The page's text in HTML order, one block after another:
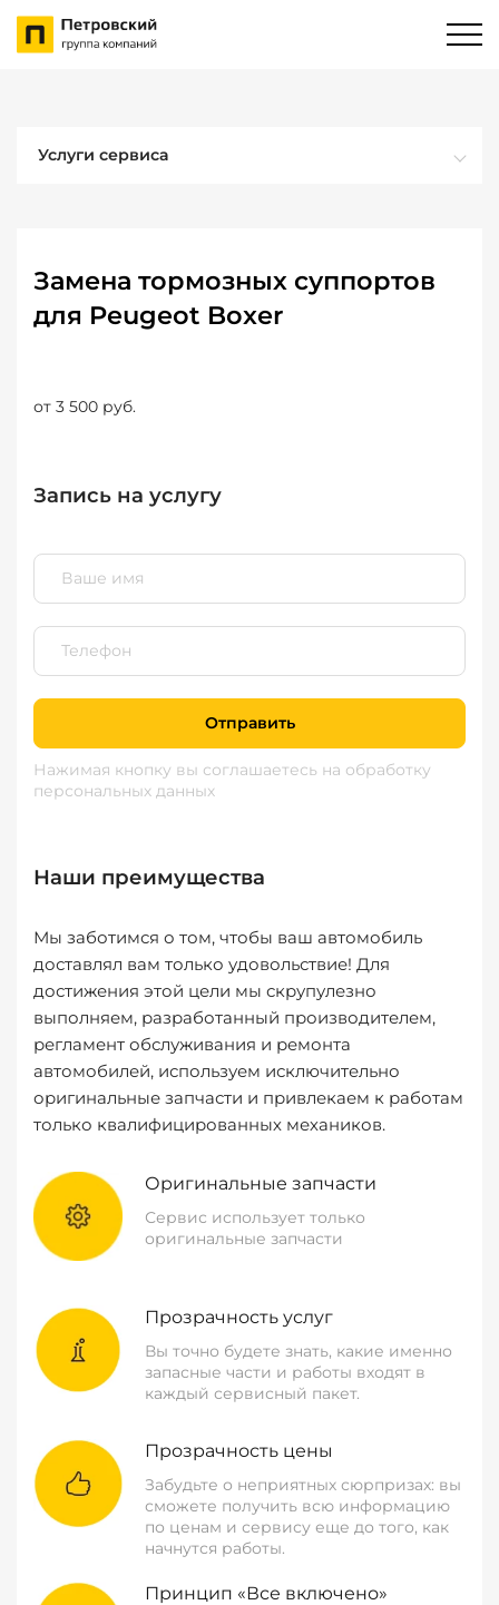
Услуги сервиса
Замена тормозных суппортов
для Peugeot Boxer
от 3 500 руб.
Запись на услугу
Отправить
Нажимая кнопку вы соглашаетесь на обработку
персональных данных
Наши преимущества
Мы заботимся о том, чтобы ваш автомобиль
доставлял вам только удовольствие! Для
достижения этой цели мы скрупулезно
выполняем, разработанный производителем,
регламент обслуживания и ремонта
автомобилей, используем исключительно
оригинальные запчасти и привлекаем к работам
только квалифицированных механиков.
Оригинальные запчасти
Сервис использует только
оригинальные запчасти
Прозрачность услуг
Вы точно будете знать, какие именно
запасные части и работы входят в
каждый сервисный пакет.
Прозрачность цены
Забудьте о неприятных сюрпризах: вы
сможете получить всю информацию
по ценам и сервису еще до того, как
начнутся работы.
Принцип «Все включено»